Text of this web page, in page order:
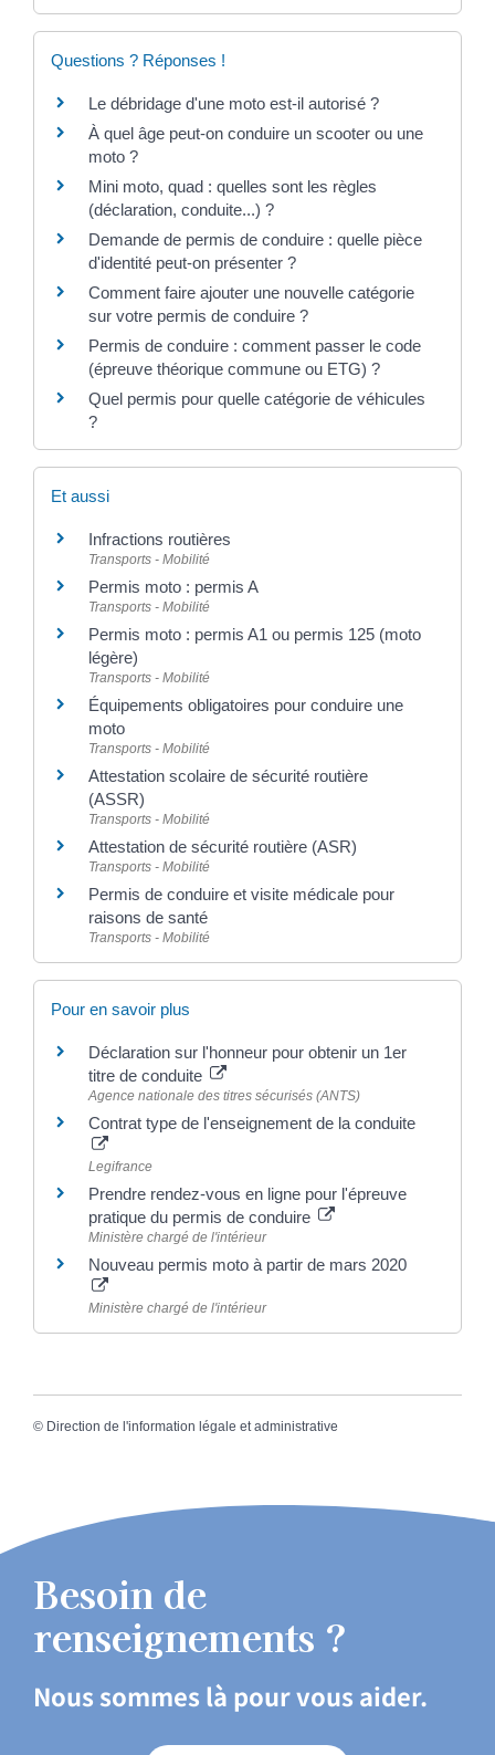
Questions ? Réponses !
Le débridage d'une moto est-il autorisé ?
À quel âge peut-on conduire un scooter ou une
moto ?
Mini moto, quad : quelles sont les règles
(déclaration, conduite...) ?
Demande de permis de conduire : quelle pièce
d'identité peut-on présenter ?
Comment faire ajouter une nouvelle catégorie
sur votre permis de conduire ?
Permis de conduire : comment passer le code
(épreuve théorique commune ou ETG) ?
Quel permis pour quelle catégorie de véhicules
?
Et aussi
Infractions routières
Transports - Mobilité
Permis moto : permis A
Transports - Mobilité
Permis moto : permis A1 ou permis 125 (moto
légère)
Transports - Mobilité
Équipements obligatoires pour conduire une
moto
Transports - Mobilité
Attestation scolaire de sécurité routière
(ASSR)
Transports - Mobilité
Attestation de sécurité routière (ASR)
Transports - Mobilité
Permis de conduire et visite médicale pour
raisons de santé
Transports - Mobilité
Pour en savoir plus
Déclaration sur l'honneur pour obtenir un 1er
titre de conduite
Agence nationale des titres sécurisés (ANTS)
Contrat type de l'enseignement de la conduite
Legifrance
Prendre rendez-vous en ligne pour l'épreuve
pratique du permis de conduire
Ministère chargé de l'intérieur
Nouveau permis moto à partir de mars 2020
Ministère chargé de l'intérieur
© Direction de l'information légale et administrative
Besoin de
renseignements ?
Nous sommes là pour vous aider.